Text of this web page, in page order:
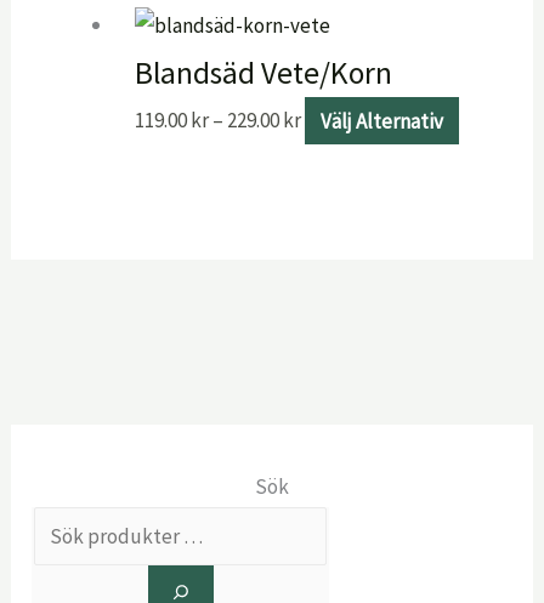
Sök
Blandsäd Vete/Korn
119.00kr– 229.00kr Välj Alternativ